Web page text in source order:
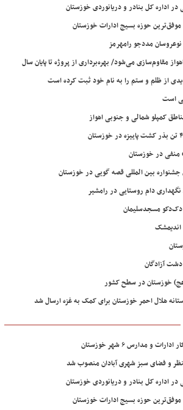
اداره کل بنادر و دریانوردی خوزستان
حوزه بسیج ادارات خوزستان
مقاوم‌سازی می‌شود/ بهره‌برداری از پروژه تا پایان سال
از ظلم و ستم را به نام خود ثبت کرده است
است
کمپلو شمالی و جنوبی اهواز
جشنواره بین المللی قصه گویی در خوزستان
دام روستایی در رامشیر
مسجدسلیمان
اندیمشک
آزادگان
خوزستان در سطح کشور
هلال احمر خوزستان برای کمک به غزه ارسال شد
و فضای سبز شهری آبادان منصوب شد
اداره کل بنادر و دریانوردی خوزستان
حوزه بسیج ادارات خوزستان